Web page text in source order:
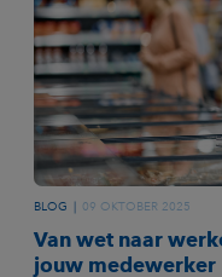
BLOG 09 OKTOBER 2025
Van wet naar
jouw medewerker